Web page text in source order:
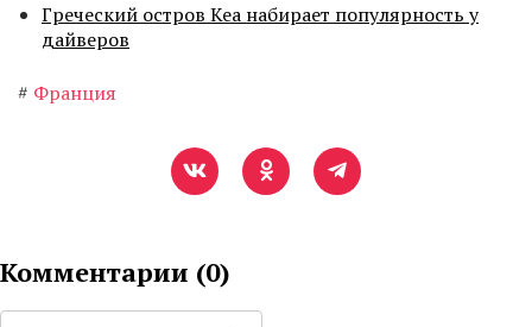
Греческий остров Кеа набирает популярность у
дайверов
# Франция
Комментарии (0)